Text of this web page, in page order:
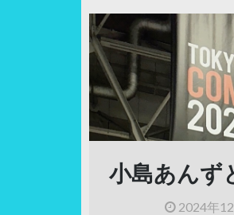
小島あんず
2024年